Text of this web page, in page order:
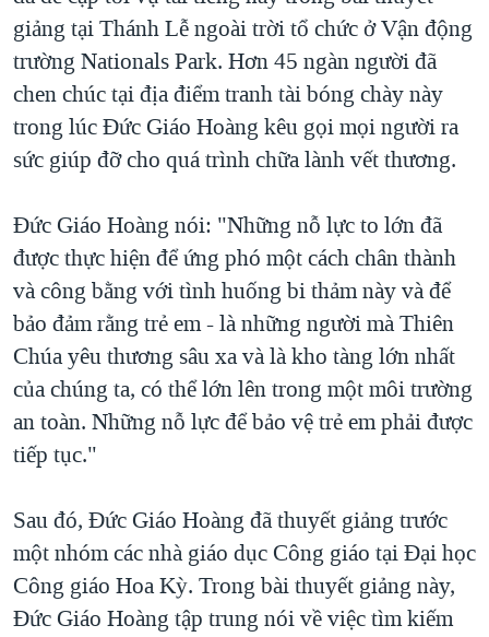
giảng tại Thánh Lễ ngoài trời tổ chức ở Vận động
trường Nationals Park. Hơn 45 ngàn người đã
chen chúc tại địa điểm tranh tài bóng chày này
trong lúc Đức Giáo Hoàng kêu gọi mọi người ra
sức giúp đỡ cho quá trình chữa lành vết thương.
Đức Giáo Hoàng nói: "Những nỗ lực to lớn đã
được thực hiện để ứng phó một cách chân thành
và công bằng với tình huống bi thảm này và để
bảo đảm rằng trẻ em - là những người mà Thiên
Chúa yêu thương sâu xa và là kho tàng lớn nhất
của chúng ta, có thể lớn lên trong một môi trường
an toàn. Những nỗ lực để bảo vệ trẻ em phải được
tiếp tục."
Sau đó, Đức Giáo Hoàng đã thuyết giảng trước
một nhóm các nhà giáo dục Công giáo tại Đại học
Công giáo Hoa Kỳ. Trong bài thuyết giảng này,
Đức Giáo Hoàng tập trung nói về việc tìm kiếm